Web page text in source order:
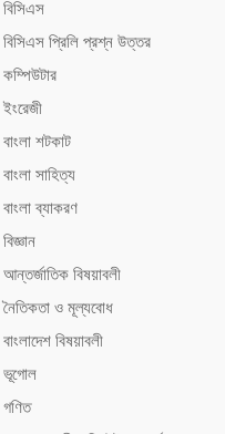
বিসিএস
বিসিএস ‍প্রিলি প্রশ্ন উত্তর
কম্পিউটার
ইংরেজী
বাংলা শটকাট
বাংলা সাহিত্য
বাংলা ব্যাকরণ
বিজ্ঞান
আন্তর্জাতিক বিষয়াবলী
নৈতিকতা ও মূল্যবোধ
বাংলাদেশ বিষয়াবলী
ভূগোল
গণিত